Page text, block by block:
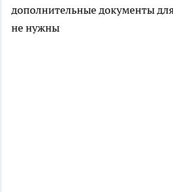
дополнительные документы
не нужны